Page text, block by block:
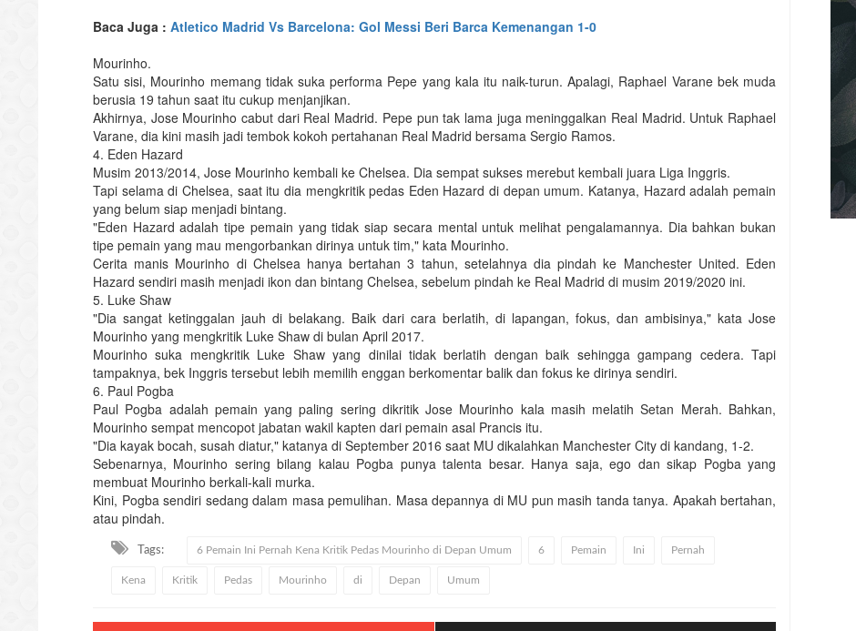
Baca Juga : Atletico Madrid Vs Barcelona: Gol Messi Beri Barca Kemenangan 1-0
Mourinho.
Satu sisi, Mourinho memang tidak suka performa Pepe yang kala itu naik-turun. Apalagi, Raphael Varane bek muda
berusia 19 tahun saat itu cukup menjanjikan.
Akhirnya, Jose Mourinho cabut dari Real Madrid. Pepe pun tak lama juga meninggalkan Real Madrid. Untuk Raphael
Varane, dia kini masih jadi tembok kokoh pertahanan Real Madrid bersama Sergio Ramos.
4. Eden Hazard
Musim 2013/2014, Jose Mourinho kembali ke Chelsea. Dia sempat sukses merebut kembali juara Liga Inggris.
Tapi selama di Chelsea, saat itu dia mengkritik pedas Eden Hazard di depan umum. Katanya, Hazard adalah pemain
yang belum siap menjadi bintang.
"Eden Hazard adalah tipe pemain yang tidak siap secara mental untuk melihat pengalamannya. Dia bahkan bukan
tipe pemain yang mau mengorbankan dirinya untuk tim," kata Mourinho.
Cerita manis Mourinho di Chelsea hanya bertahan 3 tahun, setelahnya dia pindah ke Manchester United. Eden
Hazard sendiri masih menjadi ikon dan bintang Chelsea, sebelum pindah ke Real Madrid di musim 2019/2020 ini.
5. Luke Shaw
"Dia sangat ketinggalan jauh di belakang. Baik dari cara berlatih, di lapangan, fokus, dan ambisinya," kata Jose
Mourinho yang mengkritik Luke Shaw di bulan April 2017.
Mourinho suka mengkritik Luke Shaw yang dinilai tidak berlatih dengan baik sehingga gampang cedera. Tapi
tampaknya, bek Inggris tersebut lebih memilih enggan berkomentar balik dan fokus ke dirinya sendiri.
6. Paul Pogba
Paul Pogba adalah pemain yang paling sering dikritik Jose Mourinho kala masih melatih Setan Merah. Bahkan,
Mourinho sempat mencopot jabatan wakil kapten dari pemain asal Prancis itu.
"Dia kayak bocah, susah diatur," katanya di September 2016 saat MU dikalahkan Manchester City di kandang, 1-2.
Sebenarnya, Mourinho sering bilang kalau Pogba punya talenta besar. Hanya saja, ego dan sikap Pogba yang
membuat Mourinho berkali-kali murka.
Kini, Pogba sendiri sedang dalam masa pemulihan. Masa depannya di MU pun masih tanda tanya. Apakah bertahan,
atau pindah.
Tags: 6 Pemain Ini Pernah Kena Kritik Pedas Mourinho di Depan Umum 6 Pemain Ini Pernah
Kena Kritik Pedas Mourinho di Depan Umum